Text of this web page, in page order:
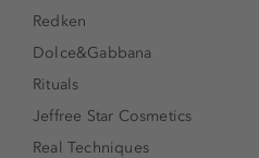
Redken
Dolce&Gabbana
Rituals
Jeffree Star Cosmetics
Real Techniques